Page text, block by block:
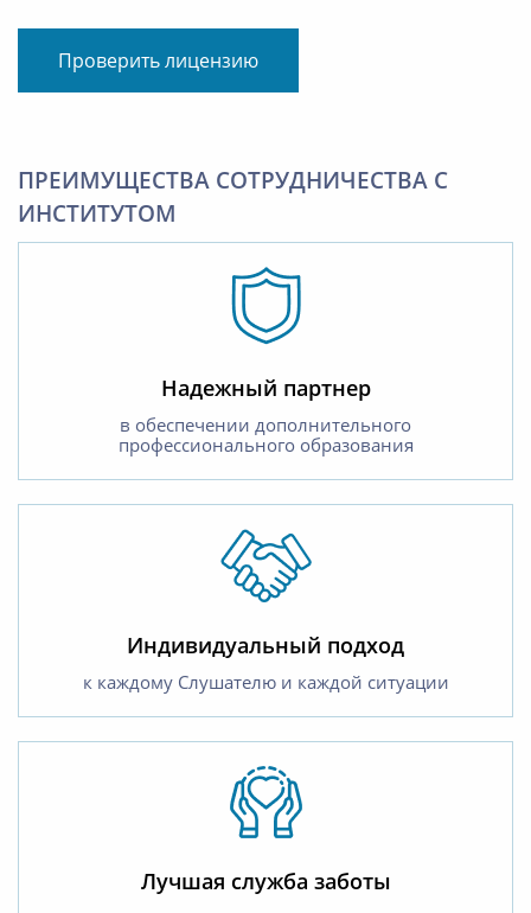
Проверить лицензию
ПРЕИМУЩЕСТВА СОТРУДНИЧЕСТВА С
ИНСТИТУТОМ
Надежный партнер
в обеспечении дополнительного
профессионального образования
Индивидуальный подход
к каждому Слушателю и каждой ситуации
Лучшая служба заботы